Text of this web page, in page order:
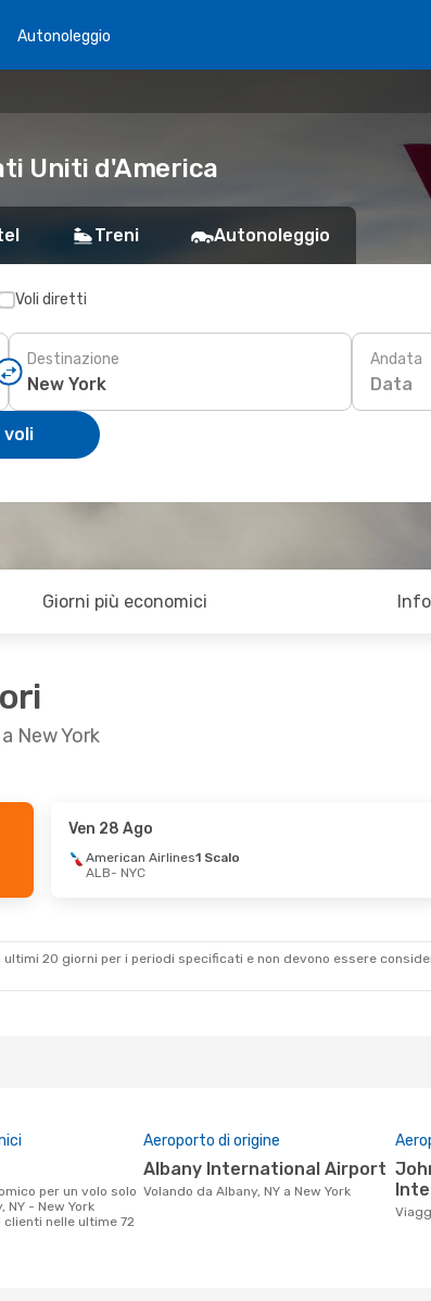
Autonoleggio
Uniti d'America
Treni Autonoleggio
Voli diretti
Destinazione Andata
Data
voli
Giorni più economici
New York
Ven 28 Ago
American Airlines1 Scalo
ALB- NYC
20 giorni per i periodi specificati e non devono essere
NY - New York
nelle ultime 72
Aeroporto di origine
Albany International Airport
Volando da Albany, NY a New York
John F. Kennedy